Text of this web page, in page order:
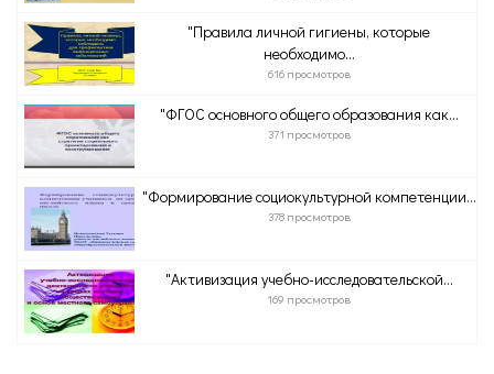
"Правила личной гигиены, которые
необходимо...
616 просмотров
"ФГОС основного общего образования как...
371 просмотров
"Формирование социокультурной компетенции...
378 просмотров
"Активизация учебно-исследовательской...
169 просмотров